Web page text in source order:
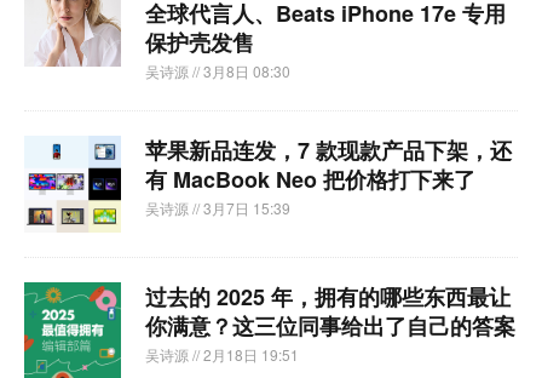
全球代言人、Beats iPhone 17e 专用
保护壳发售
吴诗源 // 3月8日 08:30
苹果新品连发，7 款现款产品下架，还
有 MacBook Neo 把价格打下来了
吴诗源 // 3月7日 15:39
过去的 2025 年，拥有的哪些东西最让
你满意？这三位同事给出了自己的答案
吴诗源 // 2月18日 19:51